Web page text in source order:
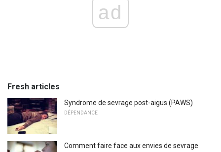
ad
Fresh articles
Syndrome de sevrage post-aigus (PAWS)
DÉPENDANCE
Comment faire face aux envies de sevrage